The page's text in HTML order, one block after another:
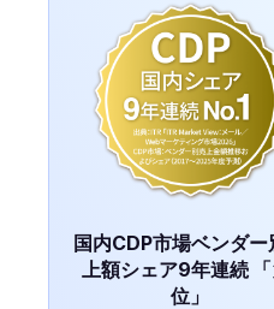
国内CDP市場ベンダー
上額シェア9年連続
「
位」